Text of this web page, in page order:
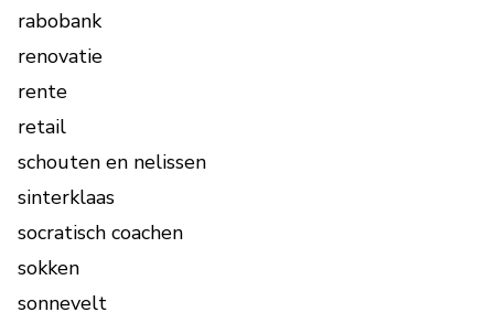
rabobank
renovatie
rente
retail
schouten en nelissen
sinterklaas
socratisch coachen
sokken
sonnevelt